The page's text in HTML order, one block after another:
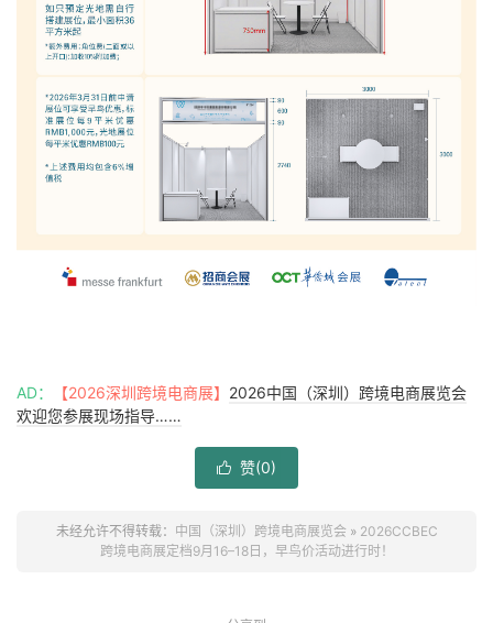
AD： 【2026深圳跨境电商展】 2026中国（深圳）跨境电商展览会
欢迎您参展现场指导……
 赞(0)
未经允许不得转载： 中国（深圳）跨境电商展览会 » 2026CCBEC
跨境电商展定档9月16–18日，早鸟价活动进行时！